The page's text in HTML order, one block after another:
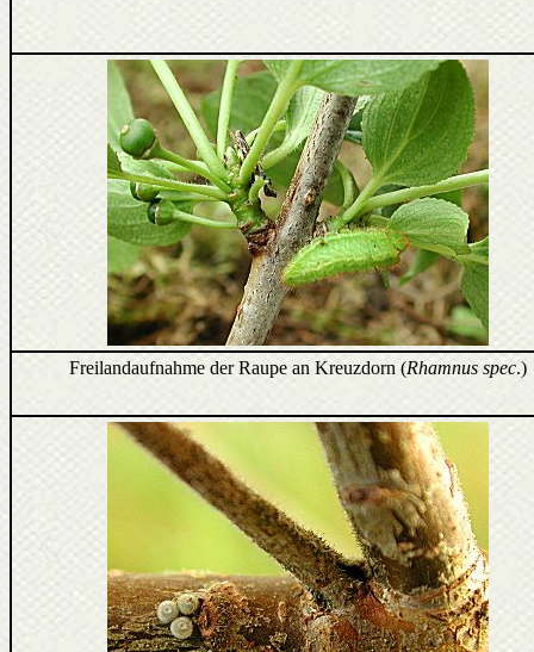
Freilandaufnahme der Raupe an Kreuzdorn (Rhamnus spec.)